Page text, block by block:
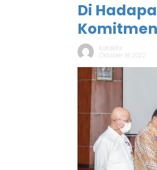
Di
Katakita
Oktober 18, 2022